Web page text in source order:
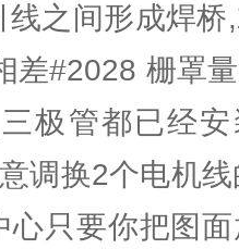
之间形成焊
差#2028 栅罩
极管都已经
调换2个电机
心只要你把图